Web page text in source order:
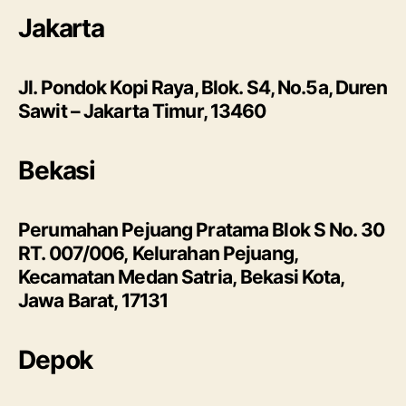
Jakarta
Jl. Pondok Kopi Raya, Blok. S4, No.5a, Duren
Sawit – Jakarta Timur, 13460
Bekasi
Perumahan Pejuang Pratama Blok S No. 30
RT. 007/006, Kelurahan Pejuang,
Kecamatan Medan Satria, Bekasi Kota,
Jawa Barat, 17131
Depok